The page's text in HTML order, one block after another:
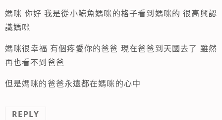
媽咪 你好 我是從小鯨魚媽咪的格子看到媽咪的 很高興認
識媽咪
媽咪很幸福 有個疼愛你的爸爸 現在爸爸到天國去了 雖然
再也看不到爸爸
但是媽咪的爸爸永遠都在媽咪的心中
REPLY